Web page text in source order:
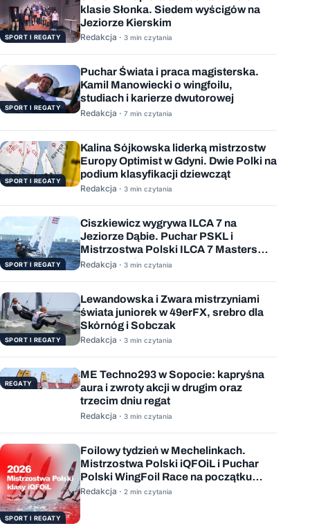
SPORT I REGATY
klasie Słonka. Siedem wyścigów na
Jeziorze Kierskim
Redakcja · 3 min czytania
SPORT I REGATY
Puchar Świata i praca magisterska.
Kamil Manowiecki o wingfoilu,
studiach i karierze dwutorowej
Redakcja · 7 min czytania
SPORT I REGATY
Kalina Sójkowska liderką mistrzostw
Europy Optimist w Gdyni. Dwie Polki na
podium klasyfikacji dziewcząt
Redakcja · 3 min czytania
SPORT I REGATY
Ciszkiewicz wygrywa ILCA 7 na
Jeziorze Dąbie. Puchar PSKL i
Mistrzostwa Polski ILCA 7 Masters
rozstrzygnięte
Redakcja · 3 min czytania
SPORT I REGATY
Lewandowska i Zwara mistrzyniami
świata juniorek w 49erFX, srebro dla
Skórnóg i Sobczak
Redakcja · 3 min czytania
REGATY
ME Techno293 w Sopocie: kapryśna
aura i zwroty akcji w drugim oraz
trzecim dniu regat
Redakcja · 3 min czytania
SPORT I REGATY
Foilowy tydzień w Mechelinkach.
Mistrzostwa Polski iQFOiL i Puchar
Polski WingFoil Race na początku
sierpnia
Redakcja · 2 min czytania